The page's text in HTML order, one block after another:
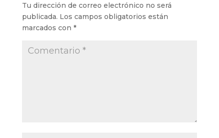
Tu dirección de correo electrónico no será
publicada. Los campos obligatorios están
marcados con *